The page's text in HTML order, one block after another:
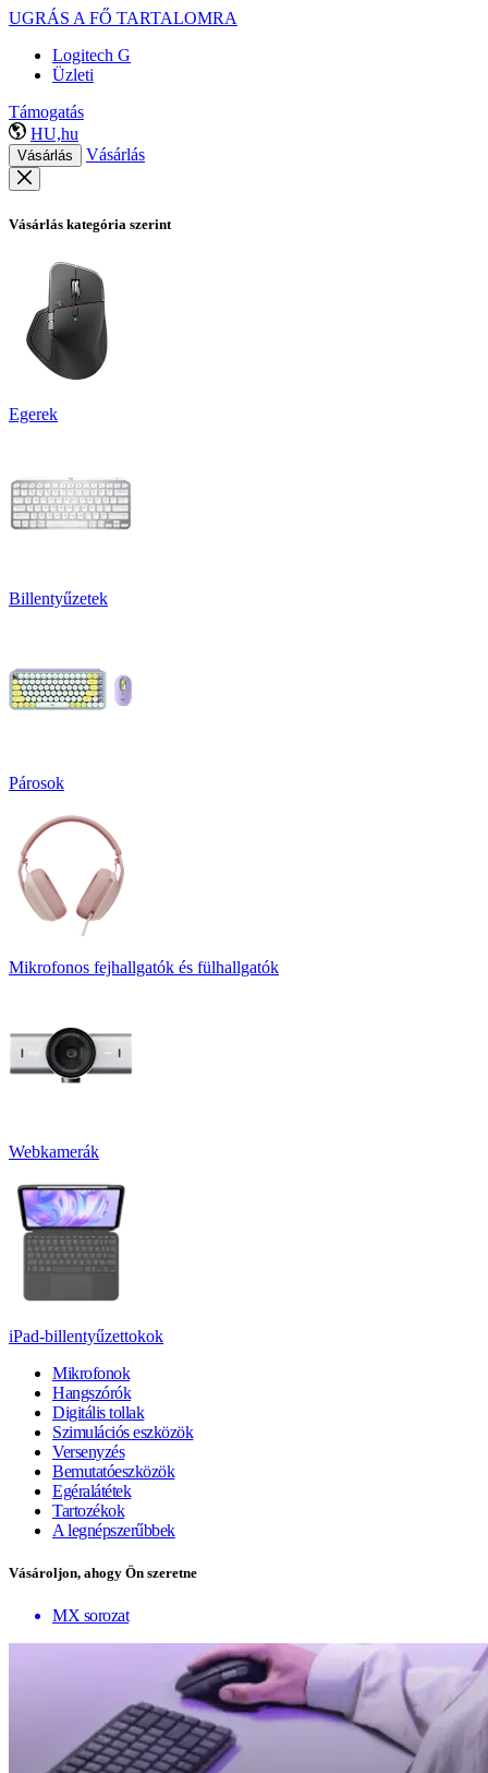
UGRÁS A FŐ TARTALOMRA
Logitech G
Üzleti
Támogatás
HU,hu
Vásárlás Vásárlás
Vásárlás kategória szerint
Egerek
Billentyűzetek
Párosok
Mikrofonos fejhallgatók és fülhallgatók
Webkamerák
iPad-billentyűzettokok
Mikrofonok
Hangszórók
Digitális tollak
Szimulációs eszközök
Versenyzés
Bemutatóeszközök
Egéralátétek
Tartozékok
A legnépszerűbbek
Vásároljon, ahogy Ön szeretne
MX sorozat